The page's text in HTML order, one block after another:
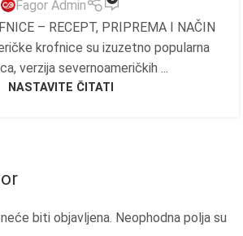
Fagor Admin
– RECEPT, PRIPREMA I NAČIN
krofnice su izuzetno popularna
verzija severnoameričkih ...
NASTAVITE ČITATI
biti objavljena. Neophodna polja su